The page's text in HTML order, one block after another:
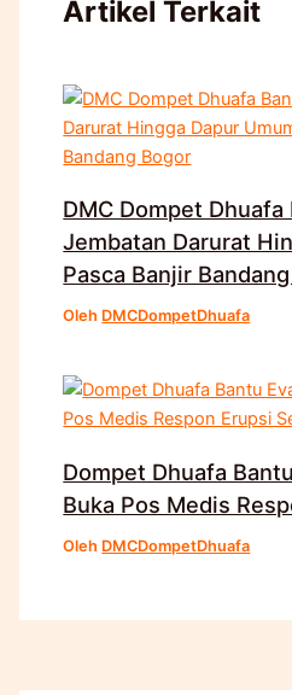
Artikel Terkait
DMC Dompet
Jembatan Darurat
Pasca Banjir
Oleh DMCDompetDhuafa
Dompet Dhuafa
Buka Pos Medis
Oleh DMCDompetDhuafa